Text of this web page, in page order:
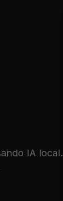
IA local.